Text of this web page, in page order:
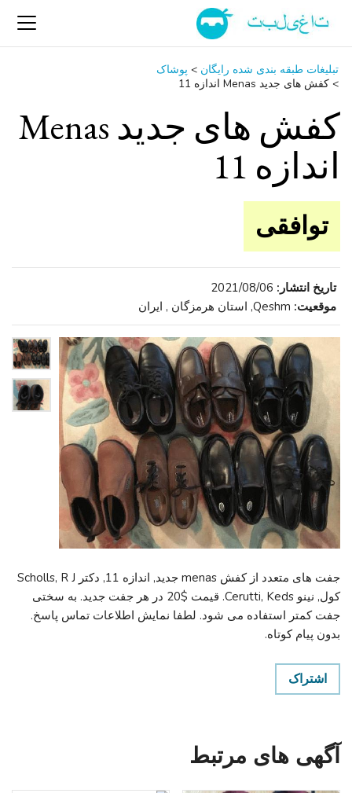
تبلیغات طبقه بندی شده رایگان > پوشاک
> کفش های جدید Menas اندازه 11
کفش های جدید Menas
اندازه 11
توافقی
تاریخ انتشار: 2021/08/06
موقعیت: Qeshm, استان هرمزگان , ایران
جفت های متعدد از کفش menas جدید, اندازه 11, دکتر Scholls, R J
کول, نینو Cerutti, Keds. قیمت $20 در هر جفت جدید. به سختی
جفت کمتر استفاده می شود. لطفا نمایش اطلاعات تماس پاسخ.
بدون پیام کوتاه.
اشتراک
آگهی های مرتبط